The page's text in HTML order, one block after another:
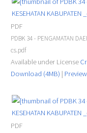
PDF
PDBK 34 - PENGAMATAN
cs.pdf
Available under License
Download (4MB) | Preview
PDF